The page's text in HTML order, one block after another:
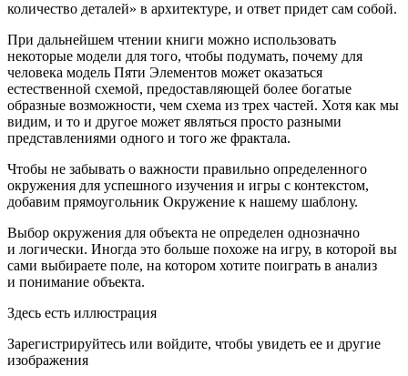
количество деталей» в архитектуре, и ответ придет сам собой.
При дальнейшем чтении книги можно использовать
некоторые модели для того, чтобы подумать, почему для
человека модель Пяти Элементов может оказаться
естественной схемой, предоставляющей более богатые
образные возможности, чем схема из трех частей. Хотя как мы
видим, и то и другое может являться просто разными
представлениями одного и того же фрактала.
Чтобы не забывать о важности правильно определенного
окружения для успешного изучения и игры с контекстом,
добавим прямоугольник Окружение к нашему шаблону.
Выбор окружения для объекта не определен однозначно
и логически. Иногда это больше похоже на игру, в которой вы
сами выбираете поле, на котором хотите поиграть в анализ
и понимание объекта.
Здесь есть иллюстрация
Зарегистрируйтесь или войдите, чтобы увидеть ее и другие
изображения